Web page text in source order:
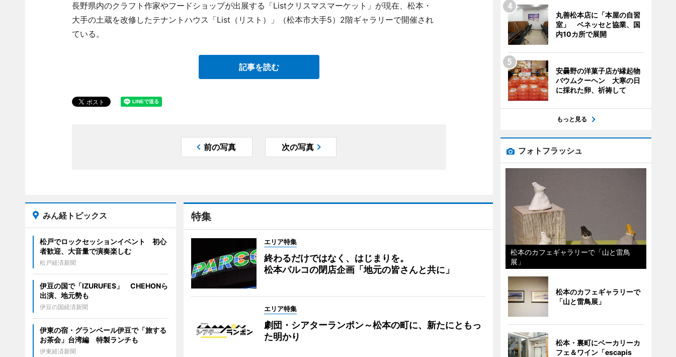
長野県内のクラフト作家やフードショップが出展する「Listクリスマスマーケット」が現在、松本・
大手の土蔵を改修したテナントハウス「List（リスト）」（松本市大手5）2階ギャラリーで開催され
ている。
記事を読む
前の写真 次の写真
特集
エリア特集
終わるだけではなく、はじまりを。
松本パルコの閉店企画「地元の皆さんと共に」
エリア特集
劇団・シアターランポン～松本の町に、新たにともっ
た明かり
みん経トピックス
松戸でロックセッションイベント 初心
者歓迎、大音量で演奏楽しむ
松戸経済新聞
伊豆の国で「IZURUFES」 CHEHONら
出演、地元勢も
伊豆の国経済新聞
伊東の宿・グランベール伊豆で「旅する
お茶会」台湾編 特製ランチも
伊東経済新聞
丸善松本店に「本屋の自習
室」 ベネッセと協業、国
内10カ所で展開
安曇野の洋菓子店が縁起物
バウムクーヘン 大寒の日
に採れた卵、祈祷して
もっと見る
フォトフラッシュ
松本のカフェギャラリーで「山と雷鳥
展」
松本のカフェギャラリーで
「山と雷鳥展」
松本・裏町にベーカリーカ
フェ＆ワイン「escapis